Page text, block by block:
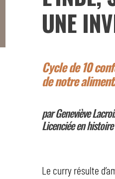
UNE
Cycle de 10
de notre
par Geneviève
Licenciée en
Le curry résulte